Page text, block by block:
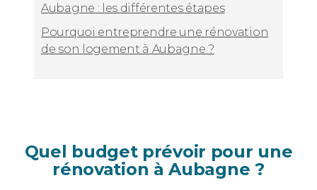
Aubagne : les différentes étapes
Pourquoi entreprendre une rénovation
de son logement à Aubagne ?
Quel budget prévoir pour une
rénovation à Aubagne ?